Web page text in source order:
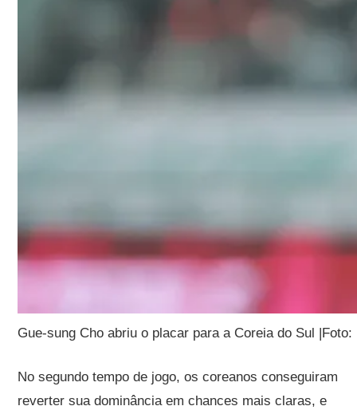
Gue-sung Cho abriu o placar para a Coreia do Sul
No segundo tempo de jogo, os coreanos conseguiram
reverter sua dominância em chances mais claras, e